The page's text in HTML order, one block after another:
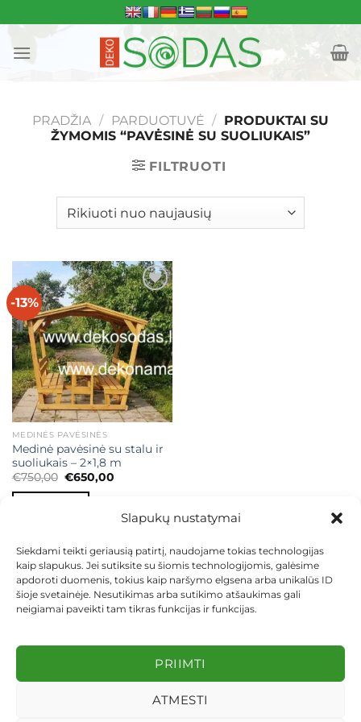
Slapukų nustatymai
Siekdami teikti geriausią patirtį, naudojame tokias technologijas
kaip slapukus. Jei sutiksite su šiomis technologijomis, galėsime
apdoroti duomenis, tokius kaip naršymo elgsena arba unikalūs ID
šioje svetainėje. Nesutikimas arba sutikimo atšaukimas gali
neigiamai paveikti tam tikras funkcijas ir funkcijas.
PRIIMTI
ATMESTI
to
content
PRADŽIA / PARDUOTUVĖ / PRODUKTAI SU
ŽYMOMIS “PAVĖSINĖ SU SUOLIUKAIS”
FILTRUOTI
-13% Mėgstamiausias
MEDINĖS PAVĖSINĖS
Medinė pavėsinė su stalu ir
suoliukais – 2×1,8 m
€750,00 Original
was:
€650,00Current
KEITIMAS IR GRĄŽINIMAS
PRIVATUMO POLITIKA
Visos teisės saugomos 2026 ©dekosodas.lt